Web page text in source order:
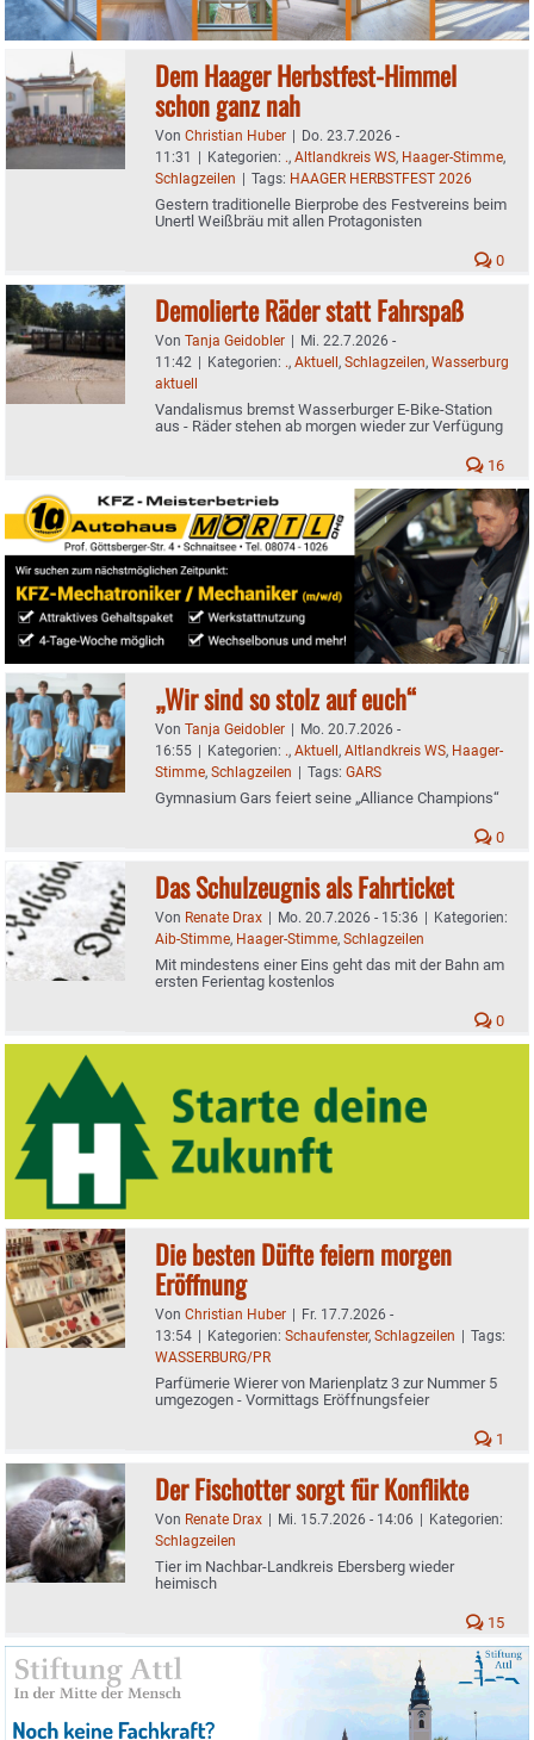
Dem Haager Herbstfest-Himmel
schon ganz nah
Von Christian Huber
Do. 23.7.2026 -
11:31
Kategorien: ., Altlandkreis WS, Haager-Stimme,
Schlagzeilen
Tags: HAAGER HERBSTFEST 2026
Gestern traditionelle Bierprobe des Festvereins beim
Unertl Weißbräu mit allen Protagonisten
0
Demolierte Räder statt Fahrspaß
Von Tanja Geidobler
Mi. 22.7.2026 -
11:42
Kategorien: ., Aktuell , Schlagzeilen, Wasserburg
aktuell
Vandalismus bremst Wasserburger E-Bike-Station
aus - Räder stehen ab morgen wieder zur Verfügung
16
„Wir sind so stolz auf euch“
Von Tanja Geidobler
Mo. 20.7.2026 -
16:55
Kategorien: ., Aktuell , Altlandkreis WS, Haager-
Stimme, Schlagzeilen Tags: GARS
Gymnasium Gars feiert seine „Alliance Champions“
0
Das Schulzeugnis als Fahrticket
Von Renate Drax Mo. 20.7.2026 - 15:36
Kategorien:
Aib-Stimme, Haager-Stimme, Schlagzeilen
Mit mindestens einer Eins geht das mit der Bahn am
ersten Ferientag kostenlos
0
Die besten Düfte feiern morgen
Eröffnung
Von Christian Huber | Fr. 17.7.2026 -
13:54 | Kategorien: Schaufenster, Schlagzeilen | Tags:
WASSERBURG/PR
Parfümerie Wierer von Marienplatz 3 zur Nummer 5
umgezogen - Vormittags Eröffnungsfeier
1
Der Fischotter sorgt für Konflikte
Von Renate Drax | Mi. 15.7.2026 - 14:06 | Kategorien:
Schlagzeilen
Tier im Nachbar-Landkreis Ebersberg wieder
heimisch
15